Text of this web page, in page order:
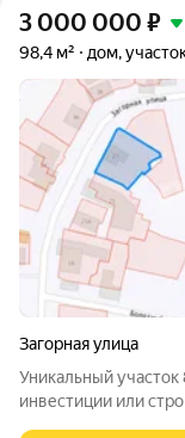
3 000 000 ₽
98,4 м² дом,
Загорная улица
Уникальный
инвестиции или